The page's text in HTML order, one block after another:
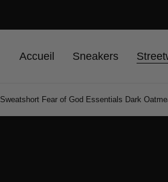
Accueil Sneakers
Sweatshort Fear of God Essentials Dark